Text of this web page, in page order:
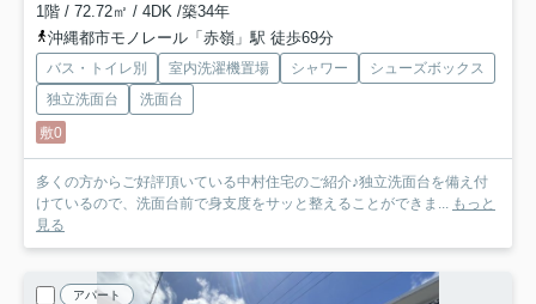
1階 / 72.72㎡ / 4DK /築34年
沖縄都市モノレール「赤嶺」駅 徒歩69分
バス・トイレ別 室内洗濯機置場 シャワー
シューズボックス
独立洗面台
洗面台
敷0
多くの方からご好評頂いている中村住宅のご紹介♪独立洗面台を備え付
けているので、洗面台前で身支度をサッと整えることができま... もっと
見る
アパート